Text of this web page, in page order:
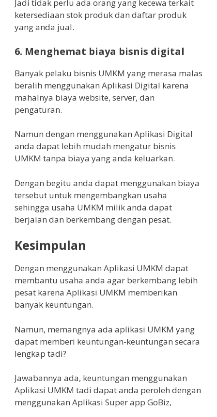
Jadi tidak perlu ada orang yang kecewa terkait
ketersediaan stok produk dan daftar produk
yang anda jual.
6. Menghemat biaya bisnis digital
Banyak pelaku bisnis UMKM yang merasa malas
beralih menggunakan Aplikasi Digital karena
mahalnya biaya website, server, dan
pengaturan.
Namun dengan menggunakan Aplikasi Digital
anda dapat lebih mudah mengatur bisnis
UMKM tanpa biaya yang anda keluarkan.
Dengan begitu anda dapat menggunakan biaya
tersebut untuk mengembangkan usaha
sehingga usaha UMKM milik anda dapat
berjalan dan berkembang dengan pesat.
Kesimpulan
Dengan menggunakan Aplikasi UMKM dapat
membantu usaha anda agar berkembang lebih
pesat karena Aplikasi UMKM memberikan
banyak keuntungan.
Namun, memangnya ada aplikasi UMKM yang
dapat memberi keuntungan-keuntungan secara
lengkap tadi?
Jawabannya ada, keuntungan menggunakan
Aplikasi UMKM tadi dapat anda peroleh dengan
menggunakan Aplikasi Super app GoBiz,